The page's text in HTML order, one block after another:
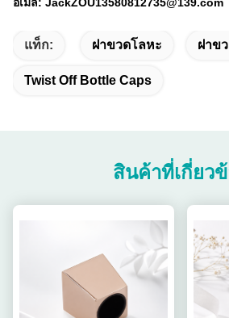
แท็ก: ฝาขวดโลหะ ฝาข
Twist Off Bottle Caps
สินค้าที่เกี่ยว